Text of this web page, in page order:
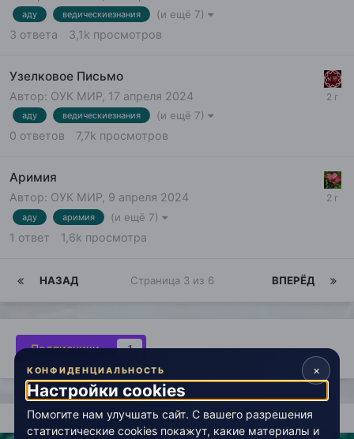
аду ведическиезнания (и ещё 7)
3 ответа 3,1k просмотров
Узелковое Письмо
Автор: ОУК МИР 17 апреля 2024
аду ведическиезнания (и ещё 7)
0 ответов 7,7k просмотров
Аримия
Автор: ОУК МИР, 9 апреля 2024
аду аримия (и ещё 7)
1 ответ 1,6k просмотра
НАЗАД ВПЕРЁД
Страница 3 из 6
Подписчики 1
Главная Авторские вселенные Веды Старой Веры
×
КОНФИДЕНЦИАЛЬНОСТЬ
Настройки cookies
Помогите нам улучшать сайт. С вашего разрешения
статистические cookies покажут, какие материалы и